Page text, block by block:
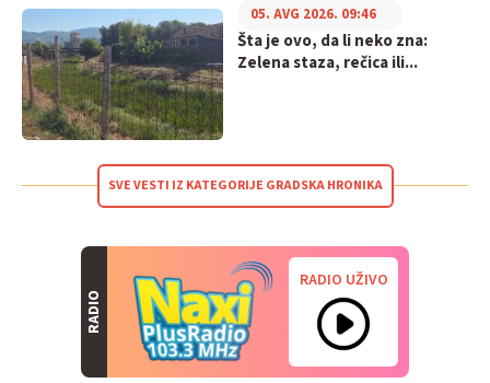
Šta je ovo, da li neko zna:
Zelena staza, rečica ili...
05. AVG 2026. 09:46
SVE VESTI IZ KATEGORIJE GRADSKA HRONIKA
RADIO
RADIO UŽIVO